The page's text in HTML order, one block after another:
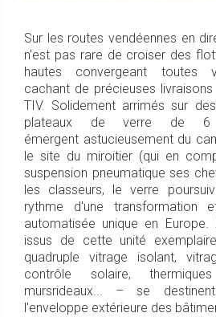
Sur les routes vendéennes en
n'est pas rare de croiser des
hautes convergeant toutes
cachant de précieuses
TIV. Solidement arrimés sur
plateaux de verre
émergent astucieusement du
le site du miroitier (qui en
suspension pneumatique ses
les classeurs, le verre
rythme d'une transformation
automatisée unique en Europe.
issus de cette unité
quadruple vitrage isolant,
contrôle solaire,
mursrideaux... – se
l'enveloppe extérieure des